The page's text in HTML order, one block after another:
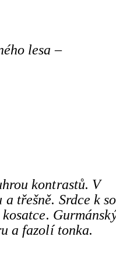
lesa –
kontrastů. V
třešně. Srdce k
a fazolí tonka.